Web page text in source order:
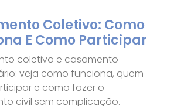
Coletivo: Como
E Como Participar
coletivo e casamento
veja como funciona, quem
e como fazer o
civil sem complicação.